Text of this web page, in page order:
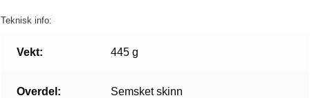
Teknisk info:
Vekt: 445 g
Overdel: Semsket skinn